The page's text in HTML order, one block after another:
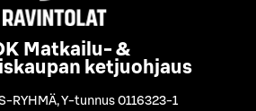
Matkailu- &
ketjuohjaus
RYHMÄ,Y-tunnus 0116323-1